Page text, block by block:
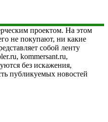
проектом. На этом
не покупают, ни какие
собой ленту
kommersant.ru,
без искажения,
публикуемых новостей